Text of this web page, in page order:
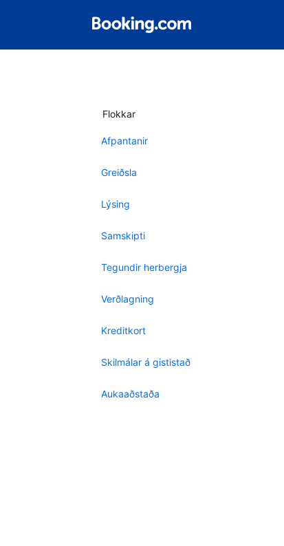
Flokkar
Afpantanir
Greiðsla
Lýsing
Samskipti
Tegundir herbergja
Verðlagning
Kreditkort
Skilmálar á gististað
Aukaaðstaða